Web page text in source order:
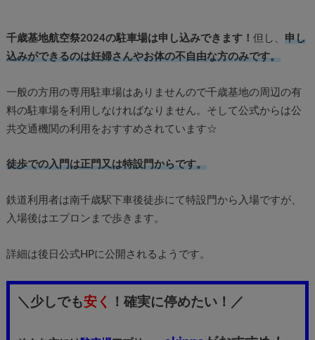
千歳基地航空祭2024の駐車場は申し込みできます！ 但し、 申し
込みができるのは妊婦さんやお体の不自由な方のみです。
一般の方用の専用駐車場はありませんので千歳基地の周辺の有
料の駐車場を利用しなければなりません。そして公式からは公
共交通機関の利用をおすすめされています☆
徒歩での入門は正門又は特設門からです。
鉄道利用者は南千歳駅下車後徒歩にて特設門から入場ですが、
入場後はエプロンまで歩きます。
詳細は後日公式HPに公開されるようです。
＼少しでも安く ！確実に停めたい！／